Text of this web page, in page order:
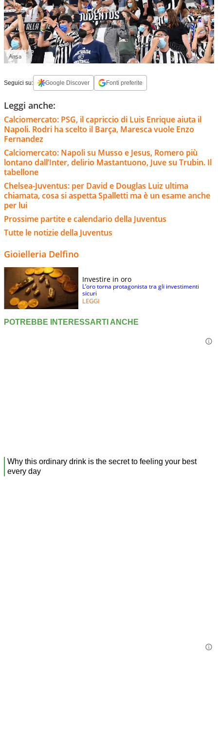
Ansa
Seguici su: Google Discover Fonti preferite
Leggi anche:
Calciomercato: PSG, il capriccio di Luis Enrique aiuta il
Napoli. Rodri ha scelto il Barça, Maresca vuole Enzo
Fernandez
Calciomercato: Napoli su Musso e Jesus, Romero più
lontano dall’Inter, delirio Mastantuono, Juve su Trubin. Il
tabellone
Chelsea-Juventus: per David e Douglas Luiz ultima
chiamata, cosa si aspetta Spalletti ma è un esame anche
per lui
Prossime partite e calendario della Juventus
Tutte le notizie della Juventus
Gioielleria Delfino
Investire in oro
L’oro torna protagonista tra gli investimenti
sicuri
LEGGI